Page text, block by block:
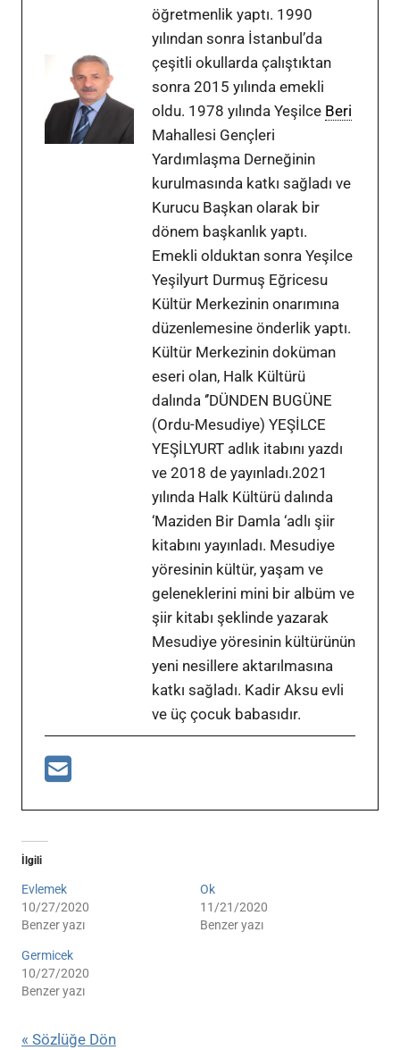
öğretmenlik yaptı. 1990
yılından sonra İstanbul’da
çeşitli okullarda çalıştıktan
sonra 2015 yılında emekli
oldu. 1978 yılında Yeşilce Beri
Mahallesi Gençleri
Yardımlaşma Derneğinin
kurulmasında katkı sağladı ve
Kurucu Başkan olarak bir
dönem başkanlık yaptı.
Emekli olduktan sonra Yeşilce
Yeşilyurt Durmuş Eğricesu
Kültür Merkezinin onarımına
düzenlemesine önderlik yaptı.
Kültür Merkezinin doküman
eseri olan, Halk Kültürü
dalında ‘’DÜNDEN BUGÜNE
(Ordu-Mesudiye) YEŞİLCE
YEŞİLYURT adlık itabını yazdı
ve 2018 de yayınladı.2021
yılında Halk Kültürü dalında
‘Maziden Bir Damla ‘adlı şiir
kitabını yayınladı. Mesudiye
yöresinin kültür, yaşam ve
geleneklerini mini bir albüm ve
şiir kitabı şeklinde yazarak
Mesudiye yöresinin kültürünün
yeni nesillere aktarılmasına
katkı sağladı. Kadir Aksu evli
ve üç çocuk babasıdır.
İlgili
Evlemek
10/27/2020
Benzer yazı
Ok
11/21/2020
Benzer yazı
Germicek
10/27/2020
Benzer yazı
« Sözlüğe Dön